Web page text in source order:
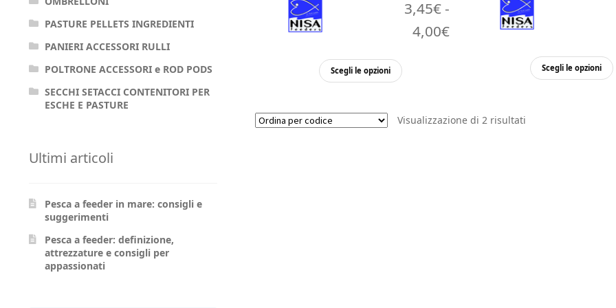
3,45€-
4,00€Fascia
3,45€
Scegli le opzioni
Questo
varianti.
Scegli le opzioni
Visualizzazione di 2 risultati
PASTURE PELLETS INGREDIENTI
PANIERI ACCESSORI RULLI
POLTRONE ACCESSORI e ROD PODS
SECCHI SETACCI CONTENITORI PER
ESCHE E PASTURE
Ultimi articoli
Pesca a feeder in mare: consigli e
suggerimenti
Pesca a feeder: definizione,
attrezzature e consigli per
appassionati